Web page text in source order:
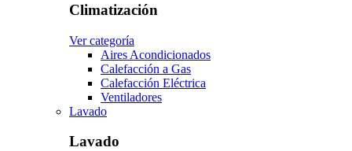
Climatización
Ver categoría
Aires Acondicionados
Calefacción a Gas
Calefacción Eléctrica
Ventiladores
Lavado
Lavado